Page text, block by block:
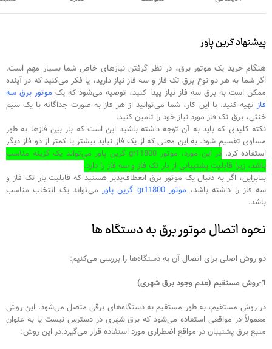
پیشنهاد گرین پاور
هنگام خرید یک موتور برق، در نظر گرفتن نیازهای خاص شما بسیار مهم است.
اگر شما به هر دو نوع برق تک فاز و سه فاز نیاز دارید، یا فکر می‌کنید که در آینده
ممکن است به برق سه فاز نیاز پیدا کنید، توصیه می‌شود که یک موتور برق سه
فاز تهیه کنید. با این کار، شما می‌توانید از هر فاز به صورت جداگانه با یک سیم
خنثی، برق تک فاز مورد نیاز خود را تامین کنید.
نکته کلیدی که باید به آن توجه داشته باشید این است که بار بین فازها به طور
مساوی تقسیم شود. به این معنی که از یک فاز نباید بیشتر یا کمتر از دو فاز دیگر
استفاده کرد.
در این مورد، موتور gr11800 گرین پاور می‌تواند یک گزینه مناسب
باشد، زیرا قابلیت پشتیبانی از بار تک فاز و سه فاز را دارد.
بنابراین، اگر به دنبال یک موتور برق انعطاف‌پذیر هستید که قابلیت بار تک فاز و
سه فاز را داشته باشد، موتور gr11800 گرین پاور
می‌تواند یک انتخاب مناسب
باشد.
نحوه اتصال موتور برق به دستگاه ها
دو روش اصلی برای اتصال آن به دستگاه‌ها را بررسی می‌کنیم:
1- روش مستقیم (عدم وجود برق شهری)
در روش مستقیم، به طور مستقیم به دستگاه‌های برقی متصل می‌شود. این روش
معمولاً در مواقعی استفاده می‌شود که برق شهری در دسترس نیست یا به عنوان
منبع برق پشتیبان در مواقع اضطراری مورد استفاده قرار می‌گیرد.در این روش: